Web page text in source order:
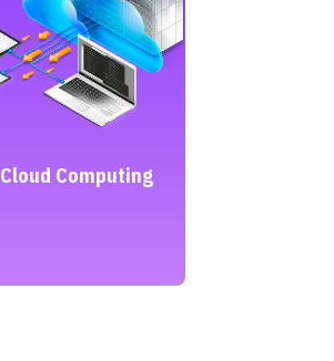
Cloud Computing